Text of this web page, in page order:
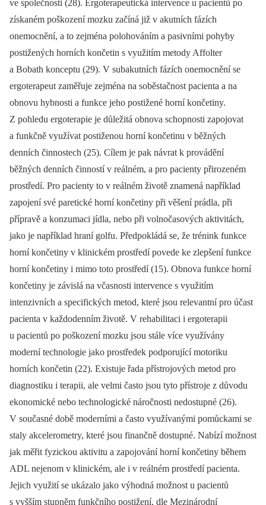
ve společnosti (28). Ergoterapeutická intervence u pacientů po
získaném poškození mozku začíná již v akutních fázích
onemocnění, a to zejména polohováním a pasivními pohyby
postižených horních končetin s využitím metody Affolter
a Bobath konceptu (29). V subakutních fázích onemocnění se
ergoterapeut zaměřuje zejména na soběstačnost pacienta a na
obnovu hybnosti a funkce jeho postižené horní končetiny.
Z pohledu ergoterapie je důležitá obnova schopnosti zapojovat
a funkčně využívat postiženou horní končetinu v běžných
denních činnostech (25). Cílem je pak návrat k provádění
běžných denních činností v reálném, a pro pacienty přirozeném
prostředí. Pro pacienty to v reálném životě znamená například
zapojení své paretické horní končetiny při věšení prádla, při
přípravě a konzumaci jídla, nebo při volnočasových aktivitách,
jako je například hraní golfu. Předpokládá se, že trénink funkce
horní končetiny v klinickém prostředí povede ke zlepšení funkce
horní končetiny i mimo toto prostředí (15). Obnova funkce horní
končetiny je závislá na včasnosti intervence s využitím
intenzivních a specifických metod, které jsou relevantní pro účast
pacienta v každodenním životě. V rehabilitaci i ergoterapii
u pacientů po poškození mozku jsou stále více využívány
moderní technologie jako prostředek podporující motoriku
horních končetin (22). Existuje řada přístrojových metod pro
diagnostiku i terapii, ale velmi často jsou tyto přístroje z důvodu
ekonomické nebo technologické náročnosti nedostupné (26).
V současné době moderními a často využívanými pomůckami se
staly akcelerometry, které jsou finančně dostupné. Nabízí možnost
jak měřit fyzickou aktivitu a zapojování horní končetiny během
ADL nejenom v klinickém, ale i v reálném prostředí pacienta.
Jejich využití se ukázalo jako výhodná možnost u pacientů
s vyšším stupněm funkčního postižení, dle Mezinárodní